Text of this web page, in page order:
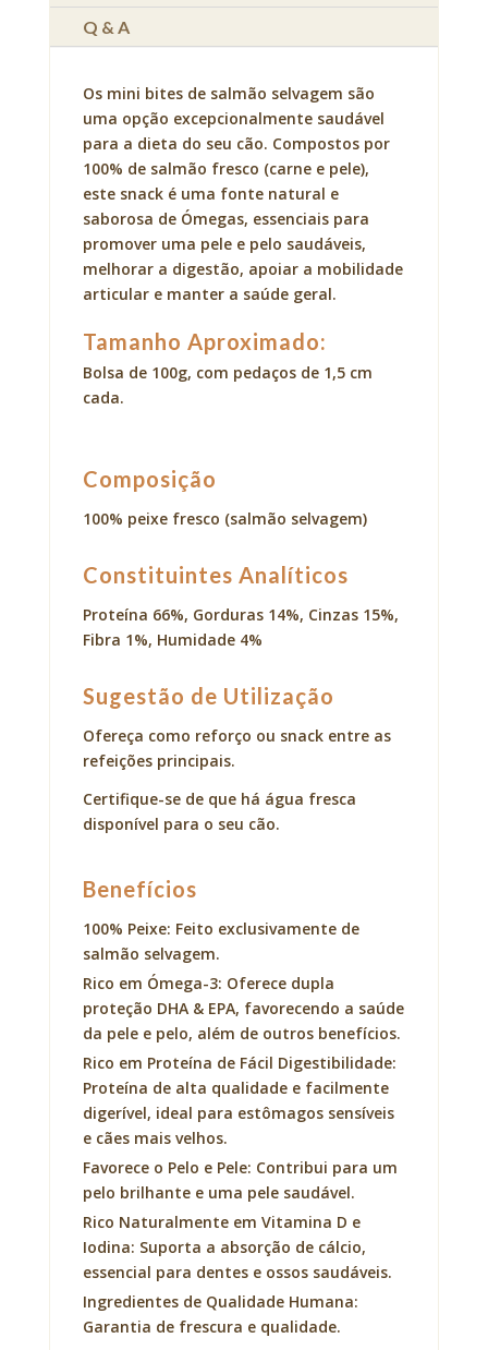
Q & A
Os mini bites de salmão selvagem são
uma opção excepcionalmente saudável
para a dieta do seu cão. Compostos por
100% de salmão fresco (carne e pele),
este snack é uma fonte natural e
saborosa de Ómegas, essenciais para
promover uma pele e pelo saudáveis,
melhorar a digestão, apoiar a mobilidade
articular e manter a saúde geral.
Tamanho Aproximado:
Bolsa de 100g, com pedaços de 1,5 cm
cada.
Composição
100% peixe fresco (salmão selvagem)
Constituintes Analíticos
Proteína 66%, Gorduras 14%, Cinzas 15%,
Fibra 1%, Humidade 4%
Sugestão de Utilização
Ofereça como reforço ou snack entre as
refeições principais.
Certifique-se de que há água fresca
disponível para o seu cão.
Benefícios
100% Peixe: Feito exclusivamente de
salmão selvagem.
Rico em Ómega-3: Oferece dupla
proteção DHA & EPA, favorecendo a saúde
da pele e pelo, além de outros benefícios.
Rico em Proteína de Fácil Digestibilidade:
Proteína de alta qualidade e facilmente
digerível, ideal para estômagos sensíveis
e cães mais velhos.
Favorece o Pelo e Pele: Contribui para um
pelo brilhante e uma pele saudável.
Rico Naturalmente em Vitamina D e
Iodina: Suporta a absorção de cálcio,
essencial para dentes e ossos saudáveis.
Ingredientes de Qualidade Humana:
Garantia de frescura e qualidade.